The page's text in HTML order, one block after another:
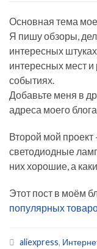
Основная тема
Я пишу обзоры,
интересных
интересных мест
событиях.
Добавьте меня в
адреса моего
Второй мой проект
светодиодные
них хорошие, а
Этот пост в моём
популярных
aliexpress,